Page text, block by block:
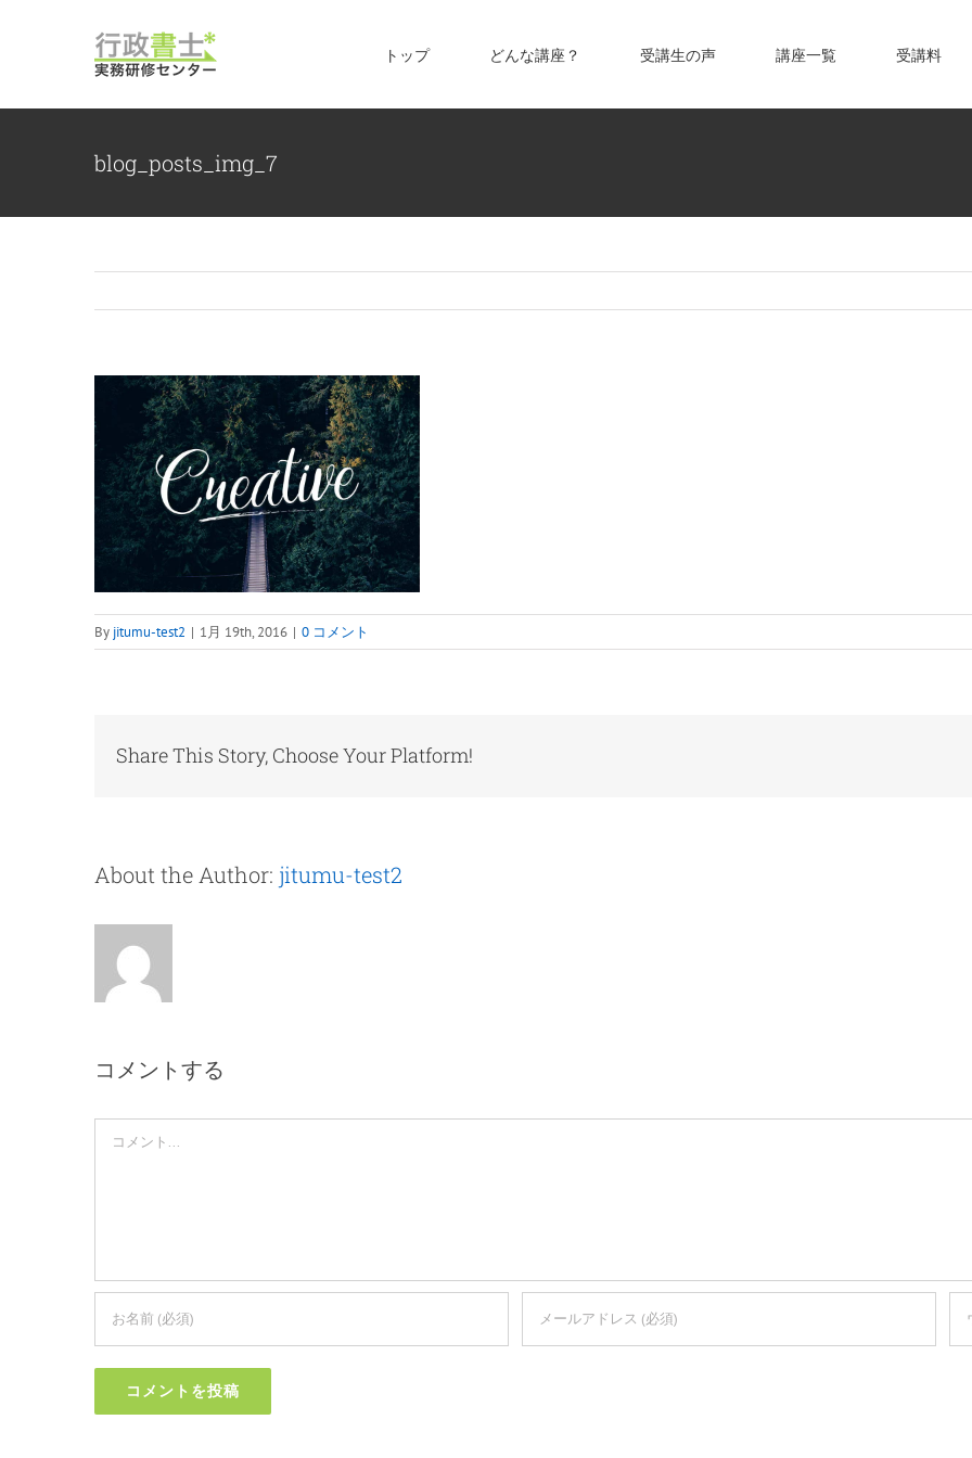
トップ どんな講座？ 受講生の声 講座一覧 受講料
blog_posts_img_7
By jitumu-test2 | 1月 19th, 2016 | 0 コメント
Share This Story, Choose Your Platform!
About the Author: jitumu-test2
コメントする